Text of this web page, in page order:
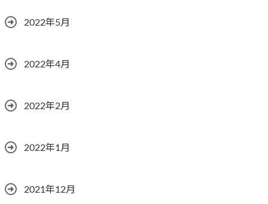
2022年5月
2022年4月
2022年2月
2022年1月
2021年12月